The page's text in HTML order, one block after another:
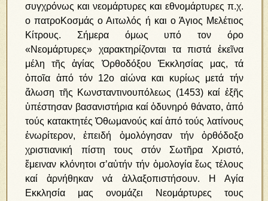
συγχρόνως και νεομάρτυρες και εθνομάρτυρες π.χ.
ο πατροΚοσμάς ο Αιτωλός ή και ο Άγιος Μελέτιος
Κίτρους. Σήμερα όμως υπό τον όρο
«Νεομάρτυρες» χαρακτηρίζονται τα πιστά ἐκεῖνα
μέλη τῆς ἁγίας Ὀρθοδόξου Ἐκκλησίας μας, τά
ὁποῖα ἀπό τόν 12ο αἰώνα και κυρίως μετά τήν
ἅλωση τῆς Κωνσταντινουπόλεως (1453) καί ἑξῆς
ὑπέστησαν βασανιστήρια καί ὀδυνηρό θάνατο, ἀπό
τούς κατακτητές Ὀθωμανούς καί ἀπό τούς λατίνους
ἐνωρίτερον, ἐπειδή ὁμολόγησαν τήν ὀρθόδοξο
χριστιανική πίστη τους στόν Σωτῆρα Χριστό,
ἔμειναν κλόνητοι σ’αὐτήν τήν ὁμολογία ἕως τέλους
καί ἀρνήθηκαν νά ἀλλαξοπιστήσουν. Η Αγία
Εκκλησία μας ονομάζει Νεομάρτυρες τους